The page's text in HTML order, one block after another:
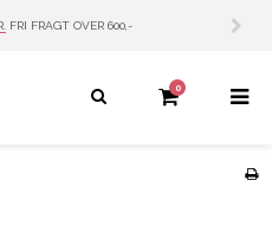
FRI FRAGT OVER 600,-
0